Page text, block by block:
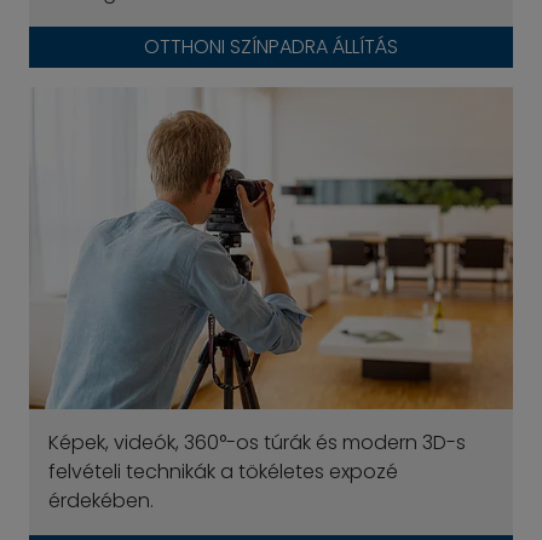
OTTHONI SZÍNPADRA ÁLLÍTÁS
Képek, videók, 360°-os túrák és modern 3D-s
felvételi technikák a tökéletes expozé
érdekében.